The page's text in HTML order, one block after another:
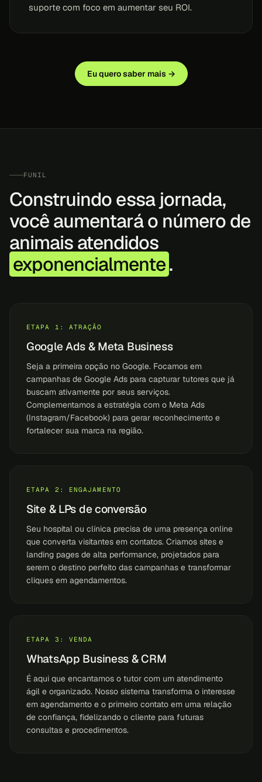
suporte com foco em aumentar seu ROI.
Eu quero saber mais →
FUNIL
Construindo essa jornada,
você aumentará o número de
animais atendidos
exponencialmente.
ETAPA 1: ATRAÇÃO
Google Ads & Meta Business
Seja a primeira opção no Google. Focamos em
campanhas de Google Ads para capturar tutores que já
buscam ativamente por seus serviços.
Complementamos a estratégia com o Meta Ads
(Instagram/Facebook) para gerar reconhecimento e
fortalecer sua marca na região.
ETAPA 2: ENGAJAMENTO
Site & LPs de conversão
Seu hospital ou clínica precisa de uma presença online
que converta visitantes em contatos. Criamos sites e
landing pages de alta performance, projetados para
serem o destino perfeito das campanhas e transformar
cliques em agendamentos.
ETAPA 3: VENDA
WhatsApp Business & CRM
É aqui que encantamos o tutor com um atendimento
ágil e organizado. Nosso sistema transforma o interesse
em agendamento e o primeiro contato em uma relação
de confiança, fidelizando o cliente para futuras
consultas e procedimentos.